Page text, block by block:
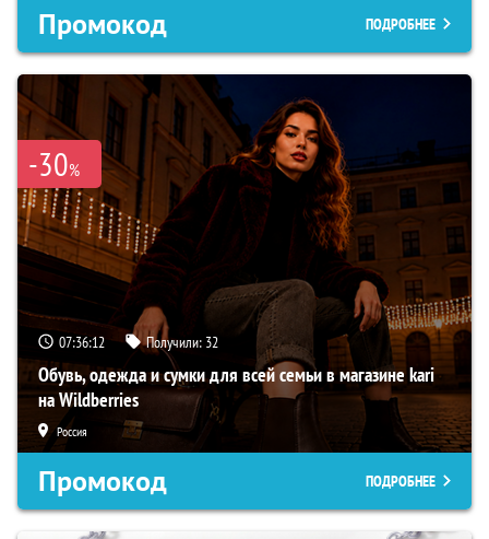
Промокод ПОДРОБНЕЕ
-30%
07:36:11 Получили: 32
Обувь, одежда и сумки для всей семьи в магазине kari
на Wildberries
Россия
Промокод ПОДРОБНЕЕ